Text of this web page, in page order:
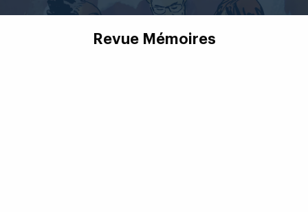
Revue Mémoires